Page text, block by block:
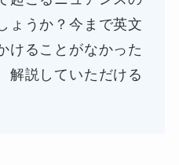
ょうか？今まで英文
けることがなかった
解説していただける